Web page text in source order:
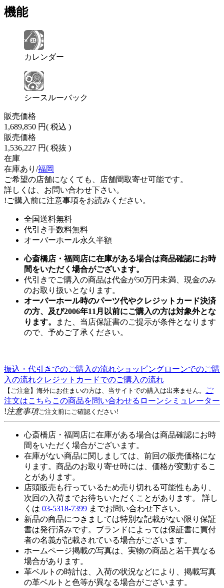
機能
カレンダー
シースルーバック
販売価格
1,689,850 円( 税込 )
販売価格
1,536,227 円( 税抜 )
在庫
在庫あり/福岡
ご希望の店舗になくても、店舗間取寄せ可能です。
詳しくは、お問い合わせ下さい。
!ご購入前に注意事項をお読みください。
全国送料無料
代引き手数料無料
オーバーホール永久半額
心斎橋店・福岡店に在庫がある場合は商品確認にお時
間をいただく場合がございます。
代引きでご購入の商品は代金が50万円未満、現金のみ
のお取り扱いとなります。
オーバーホール時のパーツ代やクレジットカード決済
の方、及び2006年11月以前にご購入の方は対象外とな
ります。
また、当店保証書のご提示が条件となります
ので、予めご了承ください。
振込・代引きでのご購入の流れショッピングローンでのご購
入の流れクレジットカードでのご購入の流れ
【ご注意】海外にお住まいの方は、当サイトでの購入は出来ません。
ご
注文はこちら この商品を問い合わせる ローンシミュレーター
!注意事項ご注文前にご確認ください!
心斎橋店・福岡店に在庫がある場合は商品確認にお時
間をいただく場合がございます。
在庫がない商品に関しましては、前回の販売価格にな
ります。商品のお取り寄せ時には、価格が変動するこ
とがあります。
店頭販売も行っているため売り切れる可能性もあり、
次回の入荷までお待ちいただくことがあります。 詳し
くは 03-5318-7399 までお問い合わせ下さい。
新品の商品につきましては特別な記載がない限り保証
書は発行済みです。ブランドによっては保証書に買付
者の名義が記載されている場合がございます。
ホームページ掲載の写真は、実物の商品と若干異なる
場合があります。
革ベルトの時計は、入荷の状況などにより、掲載写真
の革ベルトと色等が異なる場合がございます。